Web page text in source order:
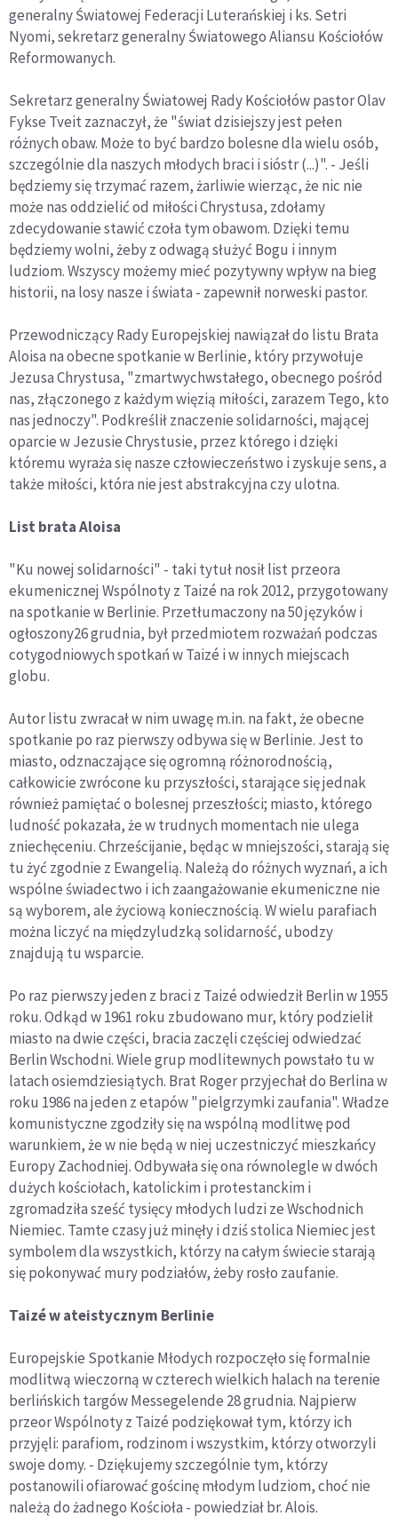
generalny Światowej Federacji Luterańskiej i ks. Setri
Nyomi, sekretarz generalny Światowego Aliansu Kościołów
Reformowanych.
Sekretarz generalny Światowej Rady Kościołów pastor Olav
Fykse Tveit zaznaczył, że "świat dzisiejszy jest pełen
różnych obaw. Może to być bardzo bolesne dla wielu osób,
szczególnie dla naszych młodych braci i sióstr (...)". - Jeśli
będziemy się trzymać razem, żarliwie wierząc, że nic nie
może nas oddzielić od miłości Chrystusa, zdołamy
zdecydowanie stawić czoła tym obawom. Dzięki temu
będziemy wolni, żeby z odwagą służyć Bogu i innym
ludziom. Wszyscy możemy mieć pozytywny wpływ na bieg
historii, na losy nasze i świata - zapewnił norweski pastor.
Przewodniczący Rady Europejskiej nawiązał do listu Brata
Aloisa na obecne spotkanie w Berlinie, który przywołuje
Jezusa Chrystusa, "zmartwychwstałego, obecnego pośród
nas, złączonego z każdym więzią miłości, zarazem Tego, kto
nas jednoczy". Podkreślił znaczenie solidarności, mającej
oparcie w Jezusie Chrystusie, przez którego i dzięki
któremu wyraża się nasze człowieczeństwo i zyskuje sens, a
także miłości, która nie jest abstrakcyjna czy ulotna.
List brata Aloisa
"Ku nowej solidarności" - taki tytuł nosił list przeora
ekumenicznej Wspólnoty z Taizé na rok 2012, przygotowany
na spotkanie w Berlinie. Przetłumaczony na 50 języków i
ogłoszony26 grudnia, był przedmiotem rozważań podczas
cotygodniowych spotkań w Taizé i w innych miejscach
globu.
Autor listu zwracał w nim uwagę m.in. na fakt, że obecne
spotkanie po raz pierwszy odbywa się w Berlinie. Jest to
miasto, odznaczające się ogromną różnorodnością,
całkowicie zwrócone ku przyszłości, starające się jednak
również pamiętać o bolesnej przeszłości; miasto, którego
ludność pokazała, że w trudnych momentach nie ulega
zniechęceniu. Chrześcijanie, będąc w mniejszości, starają się
tu żyć zgodnie z Ewangelią. Należą do różnych wyznań, a ich
wspólne świadectwo i ich zaangażowanie ekumeniczne nie
są wyborem, ale życiową koniecznością. W wielu parafiach
można liczyć na międzyludzką solidarność, ubodzy
znajdują tu wsparcie.
Po raz pierwszy jeden z braci z Taizé odwiedził Berlin w 1955
roku. Odkąd w 1961 roku zbudowano mur, który podzielił
miasto na dwie części, bracia zaczęli częściej odwiedzać
Berlin Wschodni. Wiele grup modlitewnych powstało tu w
latach osiemdziesiątych. Brat Roger przyjechał do Berlina w
roku 1986 na jeden z etapów "pielgrzymki zaufania". Władze
komunistyczne zgodziły się na wspólną modlitwę pod
warunkiem, że w nie będą w niej uczestniczyć mieszkańcy
Europy Zachodniej. Odbywała się ona równolegle w dwóch
dużych kościołach, katolickim i protestanckim i
zgromadziła sześć tysięcy młodych ludzi ze Wschodnich
Niemiec. Tamte czasy już minęły i dziś stolica Niemiec jest
symbolem dla wszystkich, którzy na całym świecie starają
się pokonywać mury podziałów, żeby rosło zaufanie.
Taizé w ateistycznym Berlinie
Europejskie Spotkanie Młodych rozpoczęło się formalnie
modlitwą wieczorną w czterech wielkich halach na terenie
berlińskich targów Messegelende 28 grudnia. Najpierw
przeor Wspólnoty z Taizé podziękował tym, którzy ich
przyjęli: parafiom, rodzinom i wszystkim, którzy otworzyli
swoje domy. - Dziękujemy szczególnie tym, którzy
postanowili ofiarować gościnę młodym ludziom, choć nie
należą do żadnego Kościoła - powiedział br. Alois.